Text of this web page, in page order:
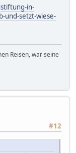
in-
und-setzt-wiese-
Reisen, war seine
#12